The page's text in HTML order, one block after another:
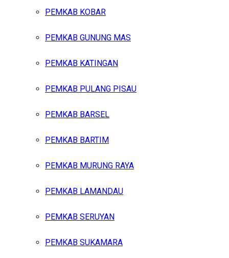
PEMKAB KOBAR
PEMKAB GUNUNG MAS
PEMKAB KATINGAN
PEMKAB PULANG PISAU
PEMKAB BARSEL
PEMKAB BARTIM
PEMKAB MURUNG RAYA
PEMKAB LAMANDAU
PEMKAB SERUYAN
PEMKAB SUKAMARA